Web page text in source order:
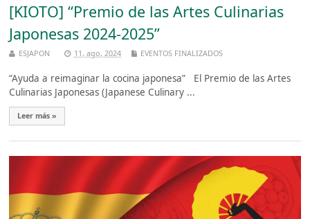
[KIOTO] “Premio de las Artes Culinarias
Japonesas 2024-2025”
ESJAPON 11, ago, 2024 EVENTOS FINALIZADOS
“Ayuda a reimaginar la cocina japonesa” El Premio de las Artes
Culinarias Japonesas (Japanese Culinary ...
Leer más »